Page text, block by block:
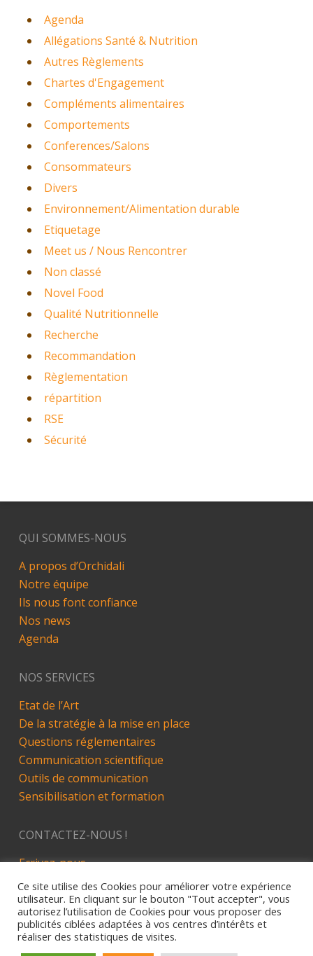
Agenda
Allégations Santé & Nutrition
Autres Règlements
Chartes d'Engagement
Compléments alimentaires
Comportements
Conferences/Salons
Consommateurs
Divers
Environnement/Alimentation durable
Etiquetage
Meet us / Nous Rencontrer
Non classé
Novel Food
Qualité Nutritionnelle
Recherche
Recommandation
Règlementation
répartition
RSE
Sécurité
QUI SOMMES-NOUS
A propos d’Orchidali
Notre équipe
Ils nous font confiance
Nos news
Agenda
NOS SERVICES
Etat de l’Art
De la stratégie à la mise en place
Questions réglementaires
Communication scientifique
Outils de communication
Sensibilisation et formation
CONTACTEZ-NOUS !
Ecrivez-nous
LinkedIn
Site développé par Alez PC - 2019
Ce site utilise des Cookies pour améliorer votre expérience
utilisateur. En cliquant sur le bouton "Tout accepter", vous
autorisez l’utilisation de Cookies pour vous proposer des
publicités ciblées adaptées à vos centres d’intérêts et
réaliser des statistiques de visites.